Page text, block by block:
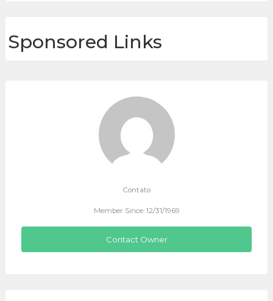
Sponsored Links
Contato
Member Since: 12/31/1969
Contact Owner